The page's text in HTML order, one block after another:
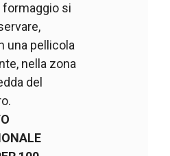
formaggio si
una pellicola
nella zona
del